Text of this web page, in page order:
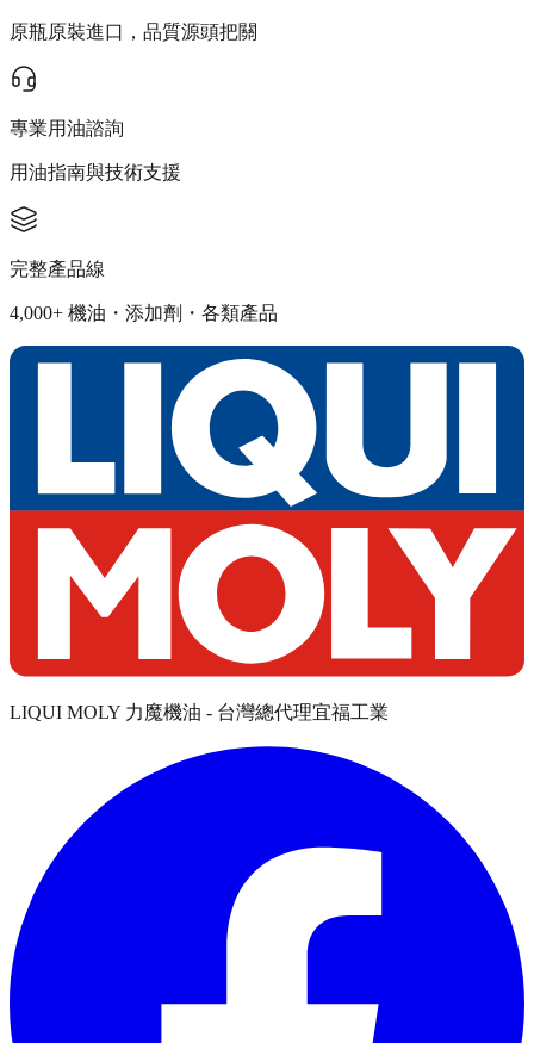
原瓶原裝進口，品質源頭把關
專業用油諮詢
用油指南與技術支援
完整產品線
4,000+ 機油・添加劑・各類產品
LIQUI MOLY 力魔機油 - 台灣總代理宜福工業